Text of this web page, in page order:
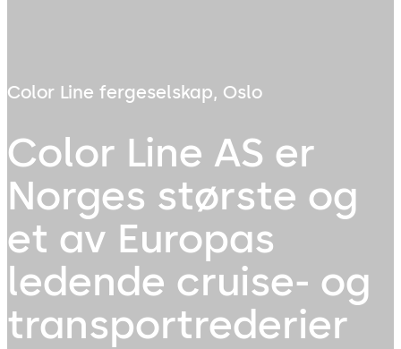
Color Line fergeselskap, Oslo
Color Line AS er
Norges største og
et av Europas
ledende cruise- og
transportrederier